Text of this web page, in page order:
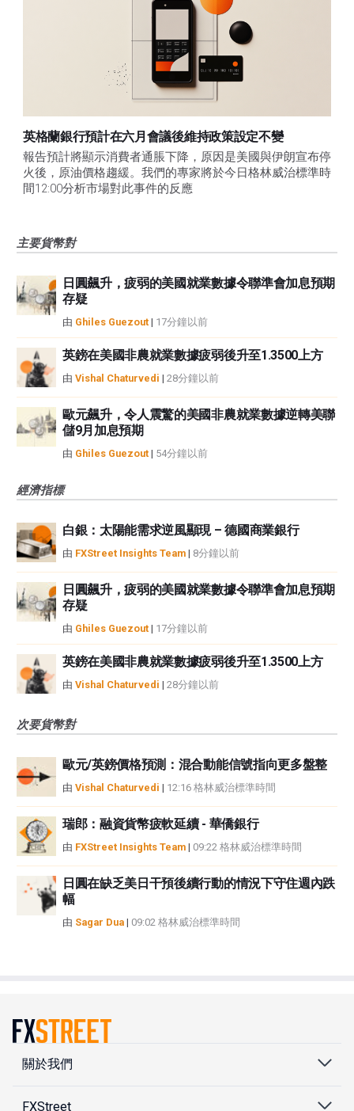
英格蘭銀行預計在六月會議後維持政策設定不變
報告預計將顯示消費者通脹下降，原因是美國與伊朗宣布停
火後，原油價格趨緩。我們的專家將於今日格林威治標準時
間12:00分析市場對此事件的反應
主要貨幣對
日圓飆升，疲弱的美國就業數據令聯準會加息預期
存疑
由 Ghiles Guezout | 17分鐘以前
英鎊在美國非農就業數據疲弱後升至1.3500上方
由 Vishal Chaturvedi | 28分鐘以前
歐元飆升，令人震驚的美國非農就業數據逆轉美聯
儲9月加息預期
由 Ghiles Guezout | 54分鐘以前
經濟指標
白銀：太陽能需求逆風顯現 – 德國商業銀行
由 FXStreet Insights Team | 8分鐘以前
日圓飆升，疲弱的美國就業數據令聯準會加息預期
存疑
由 Ghiles Guezout | 17分鐘以前
英鎊在美國非農就業數據疲弱後升至1.3500上方
由 Vishal Chaturvedi | 28分鐘以前
次要貨幣對
歐元/英鎊價格預測：混合動能信號指向更多盤整
由 Vishal Chaturvedi | 12:16 格林威治標準時間
瑞郎：融資貨幣疲軟延續 - 華僑銀行
由 FXStreet Insights Team | 09:22 格林威治標準時間
日圓在缺乏美日干預後續行動的情況下守住週內跌
幅
由 Sagar Dua | 09:02 格林威治標準時間
關於我們
FXStreet